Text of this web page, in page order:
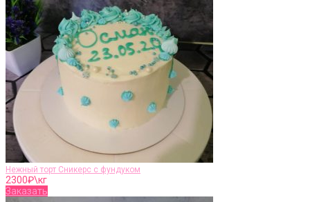
Нежный торт Сникерс с фундуком
2300₽\кг
Заказать